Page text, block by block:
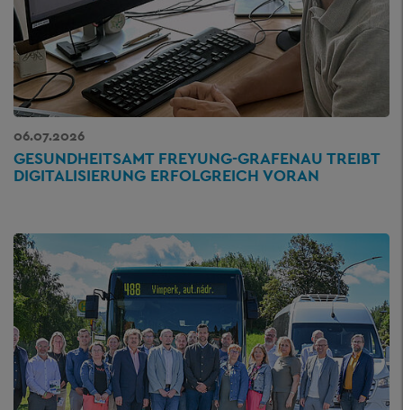
06.07.2026
GESUNDHEITSAMT FREYUNG-GRAFENAU TREIBT
DIGITALISIERUNG ERFOLGREICH VORAN